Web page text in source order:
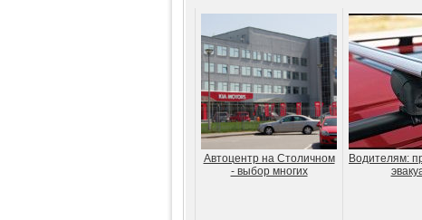
Автоцентр на Столичном
- выбор многих
Водителям: